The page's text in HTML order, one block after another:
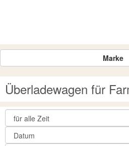
Marke
Überladewagen für